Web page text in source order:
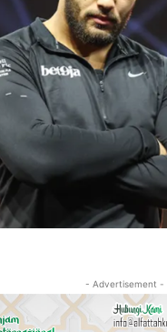
- Advertisement -